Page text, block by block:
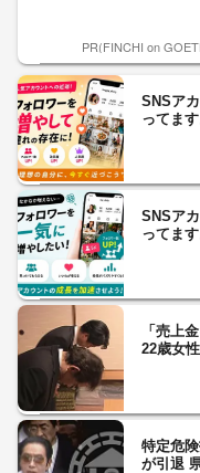
PR(FINCHI on
SNSア
ってます
SNSア
ってます
「売上
22歳女
特定危
が引退